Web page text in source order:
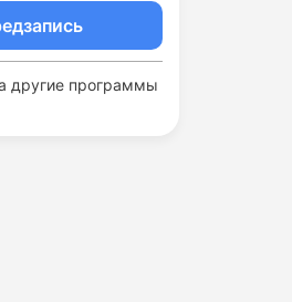
другие программы